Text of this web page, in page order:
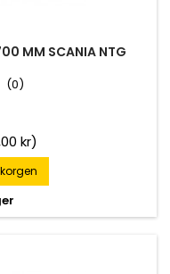
MM SCANIA NTG
(0)
kr)